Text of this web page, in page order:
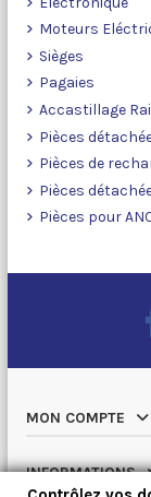
Moteurs
Sièges
Pagaies
Accastillage
Pièces
Pièces de
Pièces
Pièces pour
MON COMPTE
INFORMATIONS